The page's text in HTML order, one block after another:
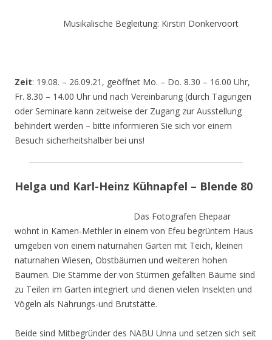
Musikalische Begleitung: Kirstin Donkervoort
Zeit: 19.08. – 26.09.21, geöffnet Mo. – Do. 8.30 – 16.00 Uhr,
Fr. 8.30 – 14.00 Uhr und nach Vereinbarung (durch Tagungen
oder Seminare kann zeitweise der Zugang zur Ausstellung
behindert werden – bitte informieren Sie sich vor einem
Besuch sicherheitshalber bei uns!
Helga und Karl-Heinz Kühnapfel – Blende 80
Das Fotografen Ehepaar
wohnt in Kamen-Methler in einem von Efeu begrüntem Haus
umgeben von einem naturnahen Garten mit Teich, kleinen
naturnahen Wiesen, Obstbäumen und weiteren hohen
Bäumen. Die Stämme der von Stürmen gefällten Bäume sind
zu Teilen im Garten integriert und dienen vielen Insekten und
Vögeln als Nahrungs-und Brutstätte.
Beide sind Mitbegründer des NABU Unna und setzen sich seit